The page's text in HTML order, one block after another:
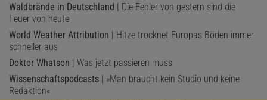
Waldbrände in Deutschland | Die Fehler von gestern sind die
Feuer von heute
World Weather Attribution | Hitze trocknet Europas Böden immer
schneller aus
Doktor Whatson | Was jetzt passieren muss
Wissenschaftspodcasts | »Man braucht kein Studio und keine
Redaktion«